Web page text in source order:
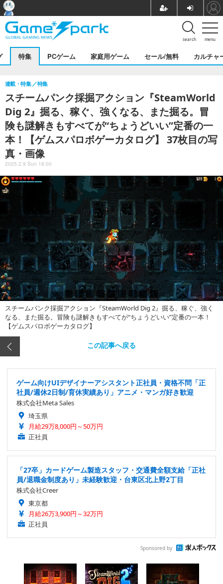
menu
search
特集 PCゲーム 家庭用ゲーム セール/無料 カルチャ
スチームパンク採掘アクション『SteamWorld
Dig 2』掘る、稼ぐ、強くなる、また掘る。冒
険も謎解きもすべてが“ちょうどいい”定番の一
本！【ゲムスパロボゲーカタログ】 37枚目の写
真・画像
連載・特集 特集
2025.2.9 Sun 18:00
スチームパンク採掘アクション『SteamWorld Dig 2』掘る、稼ぐ、強く
なる、また掘る。冒険も謎解きもすべてが“ちょうどいい”定番の一本！
【ゲムスパロボゲーカタログ】
この記事へ戻る
ゲーム向けUIデザイナーアシスタント正社員・資格不問「正
社員/週休2日制/育休実績あり」アニメ・マンガ好き歓迎
株式会社Meta Sales
埼玉県
月給29万8,000円～50万円
正社員
「27卒」カードゲーム製造スタッフ・交通費全額支給「正社
員/退職金制度あり」未経験歓迎・台東区北上野2丁目
株式会社Creer
東京都
月給26万3,900円～32万円
正社員
Sponsored by